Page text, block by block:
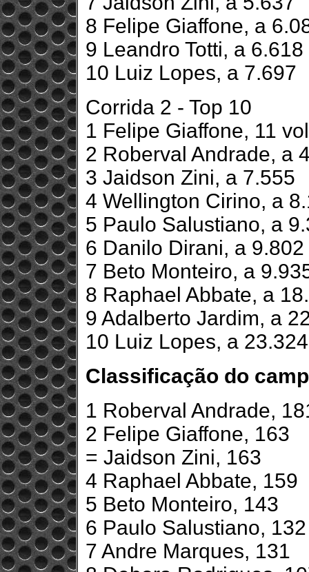
8 Felipe Giaffone, a
9 Leandro Totti, a 6.618
10 Luiz Lopes, a 7.697
Corrida 2 - Top 10
1 Felipe Giaffone, 11
2 Roberval Andrade, a
3 Jaidson Zini, a 7.555
4 Wellington Cirino, a
5 Paulo Salustiano, a
6 Danilo Dirani, a 9.802
7 Beto Monteiro, a
8 Raphael Abbate, a
9 Adalberto Jardim, a
10 Luiz Lopes, a 23.324
Classificação do
1 Roberval Andrade,
2 Felipe Giaffone, 163
= Jaidson Zini, 163
4 Raphael Abbate, 159
5 Beto Monteiro, 143
6 Paulo Salustiano, 132
7 Andre Marques, 131